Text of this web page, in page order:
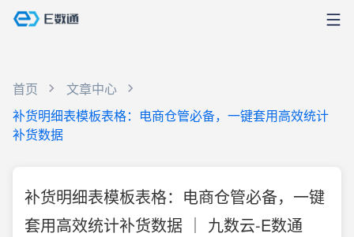
首页
文章中心
补货明细表模板表格：电商仓管必备，一键套用高效统计
补货数据
补货明细表模板表格：电商仓管必备，一键
套用高效统计补货数据 ｜ 九数云-E数通